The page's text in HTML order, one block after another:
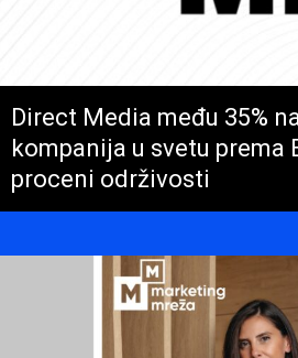
Direct Media među 35%
kompanija u svetu prema
proceni održivosti